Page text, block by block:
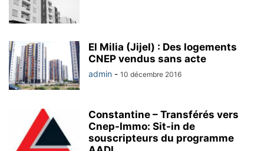
El Milia (Jijel) : Des logements
CNEP vendus sans acte
admin - 10 décembre 2016
Constantine – Transférés vers
Cnep-Immo: Sit-in de
souscripteurs du programme